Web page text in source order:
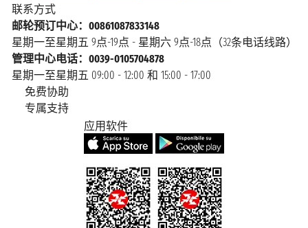
联系方式
邮轮预订中心：00861087833148
星期一至星期五 9点-19点 - 星期六 9点-18点（32条电话线路）
管理中心电话：0039-0105704878
星期一至星期五 09:00 - 12:00 和 15:00 - 17:00
免费协助
专属支持
应用软件